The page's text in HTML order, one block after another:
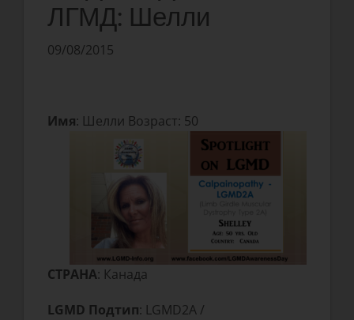
ЛГМД: Шелли
09/08/2015
Имя: Шелли Возраст: 50
СТРАНА: Канада
LGMD Подтип: LGMD2A /